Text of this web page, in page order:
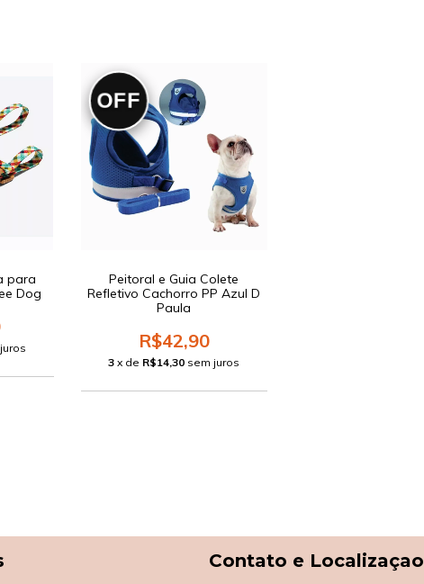
para
Dog
OFF
Peitoral e Guia Colete
Refletivo Cachorro PP Azul D
Paula
R$42,90
3 x de R$14,30 sem juros
Contato e Localizaçao